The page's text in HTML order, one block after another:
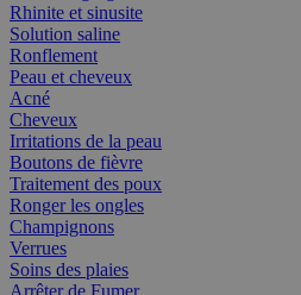
Rhinite et sinusite
Solution saline
Ronflement
Peau et cheveux
Acné
Cheveux
Irritations de la peau
Boutons de fièvre
Traitement des poux
Ronger les ongles
Champignons
Verrues
Soins des plaies